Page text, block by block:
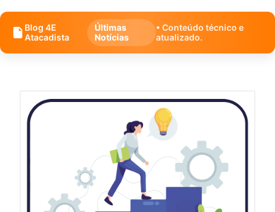
Blog 4E
Atacadista
Últimas
Notícias
• Conteúdo técnico e
atualizado.